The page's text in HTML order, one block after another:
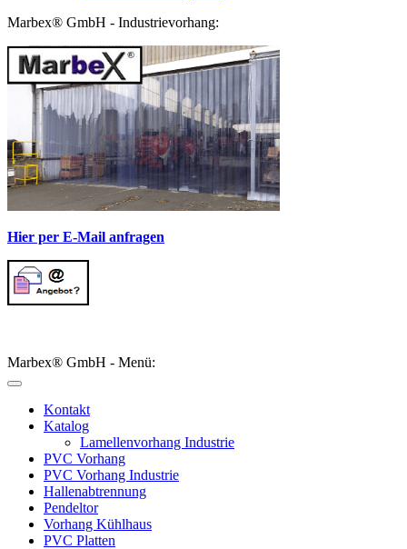
Marbex® GmbH - Industrievorhang:
Hier per E-Mail anfragen
Marbex® GmbH - Menü:
Kontakt
Katalog
Lamellenvorhang Industrie
PVC Vorhang
PVC Vorhang Industrie
Hallenabtrennung
Pendeltor
Vorhang Kühlhaus
PVC Platten